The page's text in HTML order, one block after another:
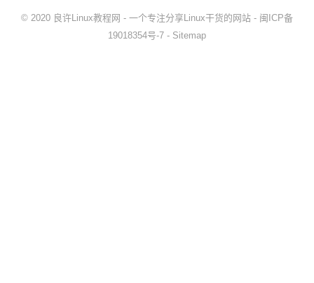
© 2020 良许Linux教程网 - 一个专注分享Linux干货的网站 - 闽ICP备
19018354号-7 - Sitemap